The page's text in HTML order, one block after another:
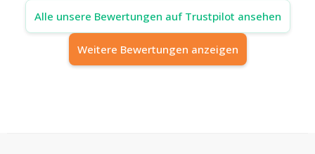
Alle unsere Bewertungen auf Trustpilot ansehen
Weitere Bewertungen anzeigen